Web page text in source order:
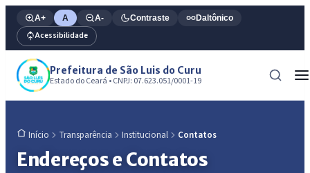
A+ A A- Contraste Daltônico
Acessibilidade
Prefeitura de São Luis do Curu
Estado do Ceará • CNPJ: 07.623.051/0001-19
Início Transparência Institucional Contatos
Endereços e Contatos